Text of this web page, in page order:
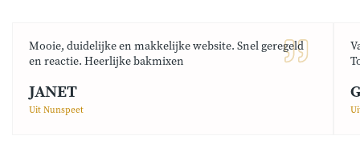
Mooie, duidelijke en makkelijke website. Snel geregeld
en reactie. Heerlijke bakmixen
JANET
Uit Nunspeet